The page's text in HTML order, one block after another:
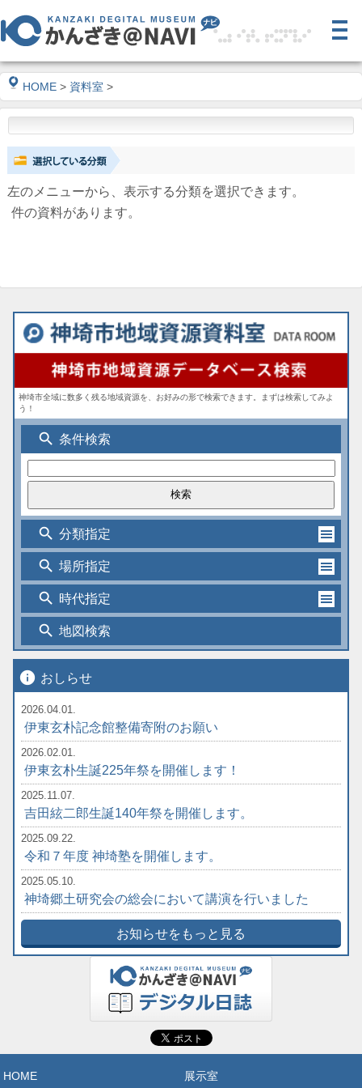
HOME > 資料室 >
左のメニューから、表示する分類を選択できます。
件の資料があります。
神埼市全域に数多く残る地域資源を、お好みの形で検索できます。まずは検索してみよ
う！
search 条件検索
search 分類指定
search 場所指定
search 時代指定
search 地図検索
info おしらせ
2026.04.01.
伊東玄朴記念館整備寄附のお願い
2026.02.01.
伊東玄朴生誕225年祭を開催します！
2025.11.07.
吉田絃二郎生誕140年祭を開催します。
2025.09.22.
令和７年度 神埼塾を開催します。
2025.05.10.
神埼郷土研究会の総会において講演を行いました
お知らせをもっと見る
HOME 展示室